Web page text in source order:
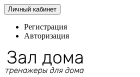
Личный кабинет
Регистрация
Авторизация